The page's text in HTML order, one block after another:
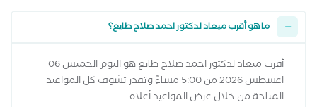
ما هو أقرب ميعاد لدكتور احمد صلاح طايع؟
أقرب ميعاد لدكتور احمد صلاح طايع هو اليوم الخميس 06
اغسطس 2026 من 5:00 مساءً وتقدر تشوف كل المواعيد
المتاحة من خلال عرض المواعيد أعلاه